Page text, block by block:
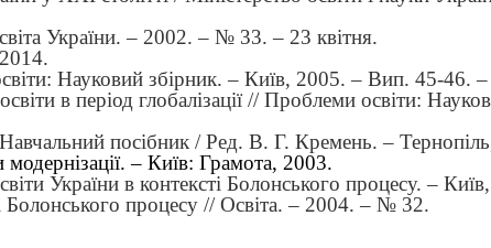
України. – 2002. – № 33. – 23 квітня.
Науковий збірник. – Київ, 2005. – Вип. 45-46.
в період глобалізації // Проблеми освіти:
посібник / Ред. В. Г. Кремень. –
– Київ: Грамота, 2003.
України в контексті Болонського процесу. –
Болонського процесу // Освіта. – 2004. – № 32.